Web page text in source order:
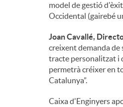
model de gestió
Occidental (gairebé
Joan Cavallé,
creixent demanda
tracte personalitzat i
permetrà créixer en
Catalunya”.
Caixa d'Enginyers